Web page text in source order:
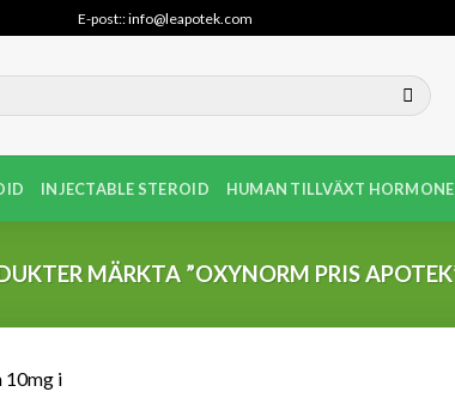
E-post:: info@leapotek.com
INJECTABLE STEROID HUMAN TILLVÄXT
MÄRKTA ”OXYNORM PRIS